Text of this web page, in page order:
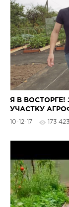
Я В
УЧАСТКУ
10-12-17 173 423